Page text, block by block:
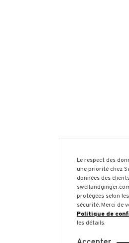
Le respect des
une priorité chez
données des
protégées selon
sécurité. Merci de
Politique de
les détails.